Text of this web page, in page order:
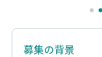
募集の背景